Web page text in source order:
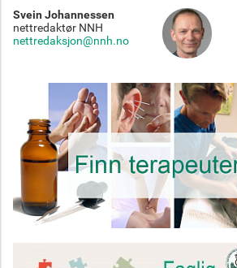
Svein Johannessen
nettredaktør NNH
nettredaksjon@nnh.no